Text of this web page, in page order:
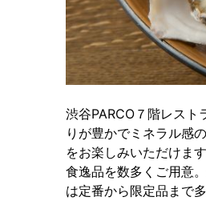
渋谷PARCO７階レス
りが豊かでミネラル感
をお楽しみいただけま
食逸品を数多くご用意
は定番から限定品まで